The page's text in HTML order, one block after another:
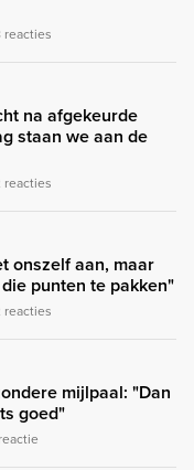
reacties
na afgekeurde
staan we aan de
reacties
onszelf aan, maar
punten te pakken"
reacties
mijlpaal: "Dan
goed"